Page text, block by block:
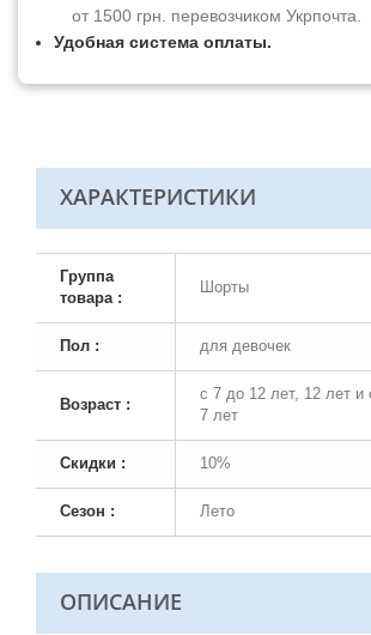
от 1500 грн. перевозчиком Укрпочта.
Удобная система оплаты.
ХАРАКТЕРИСТИКИ
Группа
товара :
Шорты
Пол : для девочек
Возраст :
с 7 до 12 лет, 12 лет
7 лет
Скидки : 10%
Сезон : Лето
ОПИСАНИЕ